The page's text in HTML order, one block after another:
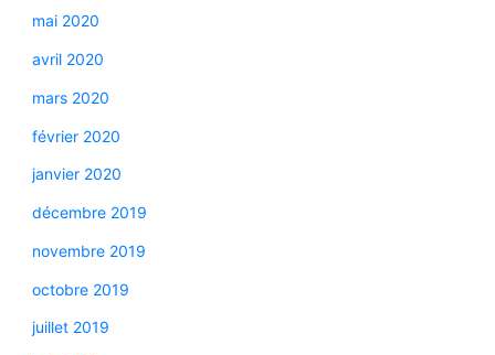
mai 2020
avril 2020
mars 2020
février 2020
janvier 2020
décembre 2019
novembre 2019
octobre 2019
juillet 2019